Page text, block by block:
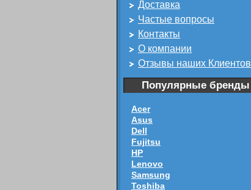
Доставка
Частые вопросы
Контакты
О компании
Отзывы наших Клиентов
Популярные бренды
Acer
Asus
Dell
Fujitsu
HP
Lenovo
Samsung
Toshiba